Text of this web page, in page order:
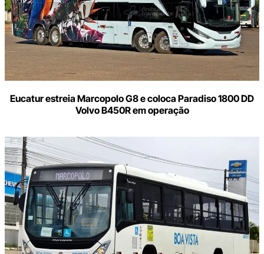
Eucatur estreia Marcopolo G8 e coloca Paradiso 1800 DD
Volvo B450R em operação